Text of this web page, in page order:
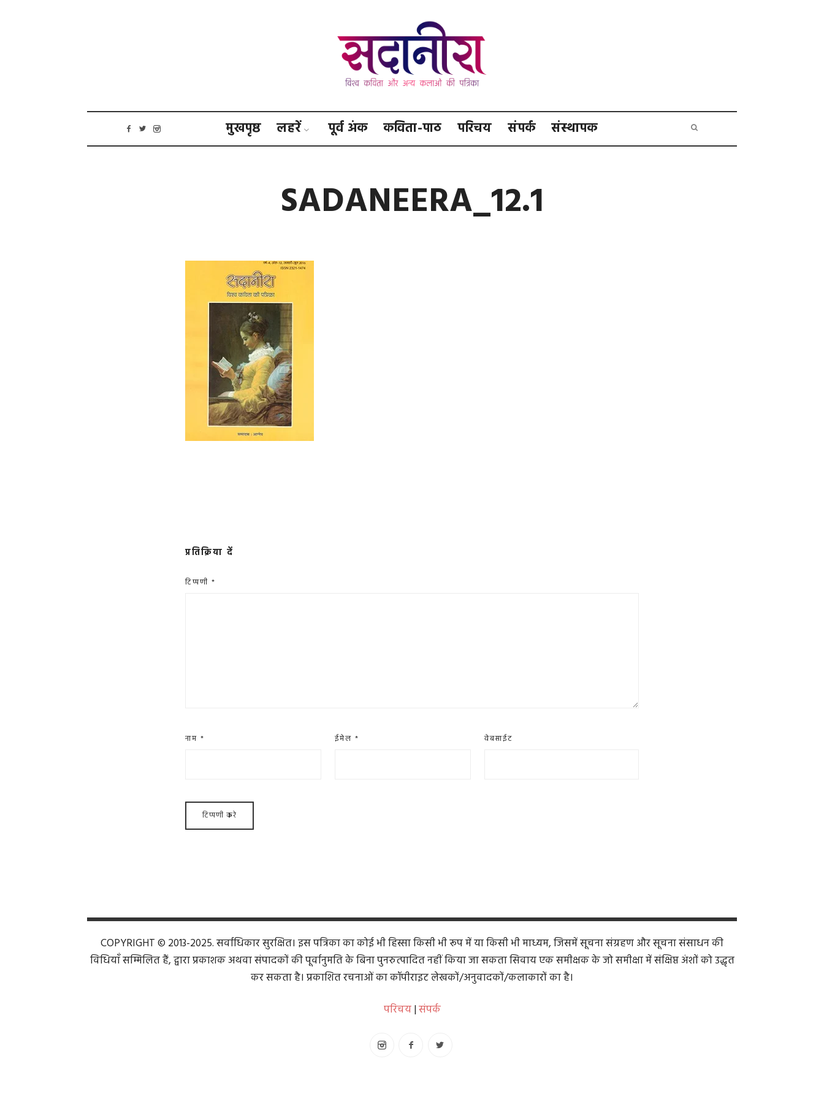
मुखपृष्ठ लहरें पूर्व अंक कविता-पाठ परिचय संपर्क संस्थापक
SADANEERA_12.1
प्रतिक्रिया दें
टिप्पणी *
नाम * ईमेल* वेबसाईट
COPYRIGHT © 2013-2025. सर्वाधिकार सुरक्षित। इस पत्रिका का कोई भी हिस्सा किसी भी रूप में या किसी भी माध्यम, जिसमें सूचना संग्रहण और सूचना संसाधन की
विधियाँ सम्मिलित हैं, द्वारा प्रकाशक अथवा संपादकों की पूर्वानुमति के बिना पुनरुत्पादित नहीं किया जा सकता सिवाय एक समीक्षक के जो समीक्षा में संक्षिप्त अंशों को उद्धृत
कर सकता है। प्रकाशित रचनाओं का कॉपीराइट लेखकों/अनुवादकों/कलाकारों का है।
परिचय|संपर्क